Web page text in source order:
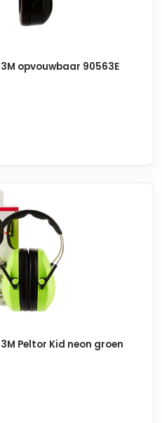
opvouwbaar 90563E
Peltor Kid neon groen